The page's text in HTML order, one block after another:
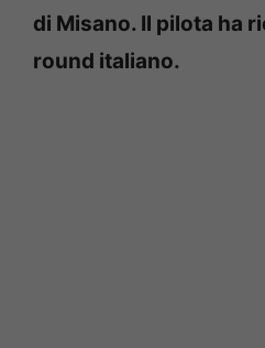
di Misano. Il pilota ha
round italiano.